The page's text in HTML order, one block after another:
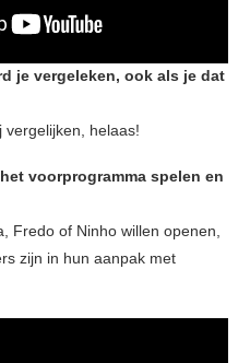
je vergeleken, ook als je dat
vergelijken, helaas!
voorprogramma spelen en
Fredo of Ninho willen openen,
zijn in hun aanpak met